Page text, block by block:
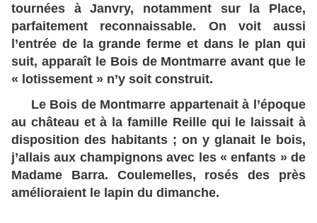
tournées à Janvry, notamment sur la Place,
parfaitement reconnaissable. On voit aussi
l’entrée de la grande ferme et dans le plan qui
suit, apparaît le Bois de Montmarre avant que le
« lotissement » n’y soit construit.
Le Bois de Montmarre appartenait à l’époque
au château et à la famille Reille qui le laissait à
disposition des habitants ; on y glanait le bois,
j’allais aux champignons avec les « enfants » de
Madame Barra. Coulemelles, rosés des près
amélioraient le lapin du dimanche.